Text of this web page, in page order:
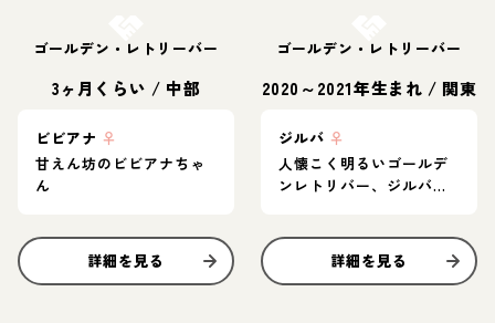
ゴールデン・レトリーバー
3ヶ月くらい / 中部
ビビアナ ♀
甘えん坊のビビアナちゃ
ん
詳細を見る
ゴールデン・レトリーバー
2020～2021年生まれ / 関東
ジルバ ♀
人懐こく明るいゴールデ
ンレトリバー、ジルバち
詳細を見る